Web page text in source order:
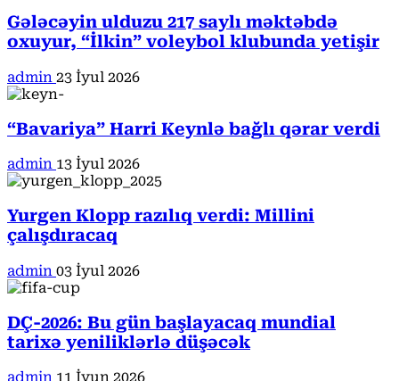
Gələcəyin ulduzu 217 saylı məktəbdə
oxuyur, “İlkin” voleybol klubunda yetişir
admin 23 İyul 2026
“Bavariya” Harri Keynlə bağlı qərar verdi
admin 13 İyul 2026
Yurgen Klopp razılıq verdi: Millini
çalışdıracaq
admin 03 İyul 2026
DÇ-2026: Bu gün başlayacaq mundial
tarixə yeniliklərlə düşəcək
admin 11 İyun 2026